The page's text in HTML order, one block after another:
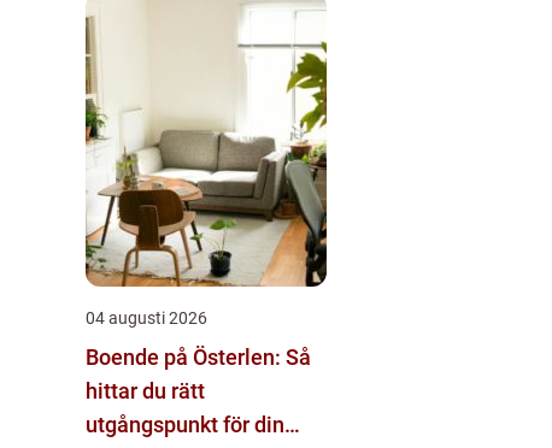
04 augusti 2026
Boende på Österlen: Så
hittar du rätt
utgångspunkt för din